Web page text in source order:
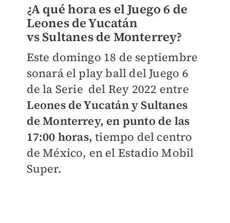
¿A qué hora es el Juego 6 de
Leones de Yucatán
vsSultanes de Monterrey?
Este domingo 18 de septiembre
sonará el play ball del Juego 6
de la Serie del Rey 2022 entre
Leones de Yucatán y Sultanes
de Monterrey, en punto de las
17:00 horas, tiempo del centro
de México, en el Estadio Mobil
Super.